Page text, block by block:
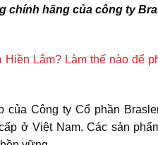
chính hãng của công ty
Lâm? Làm thế nào để
Công ty Cổ phần
ở Việt Nam. Các sản